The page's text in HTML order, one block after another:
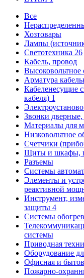
Все
Хозтовары
Лампы
Светотехника 26
Кабель, провод
Высоковольтное
Арматура
Кабеленесущие
кабеля) 1
Звонки
Материалы для
Низковольтное
Счетчики
Щиты и шкафы,
Разъемы
Системы
Элементы и
реактивной
Инструмент,
защиты 4
Системы
системы
Приводная
Оборудование
Офисная и
Пожарно-